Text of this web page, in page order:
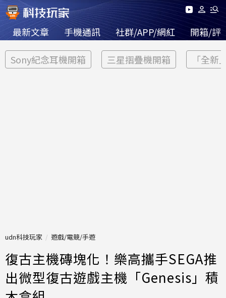
最新文章 手機通訊 社群/APP/網紅 開箱/評
Sony紀念耳機開箱 三星摺疊機開箱 「全新
udn科技玩家 遊戲/電競/手遊
復古主機磚塊化！樂高攜手SEGA推
出微型復古遊戲主機「Genesis」積